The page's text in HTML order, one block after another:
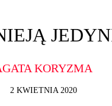
KORYZMA
2 KWIETNIA 2020